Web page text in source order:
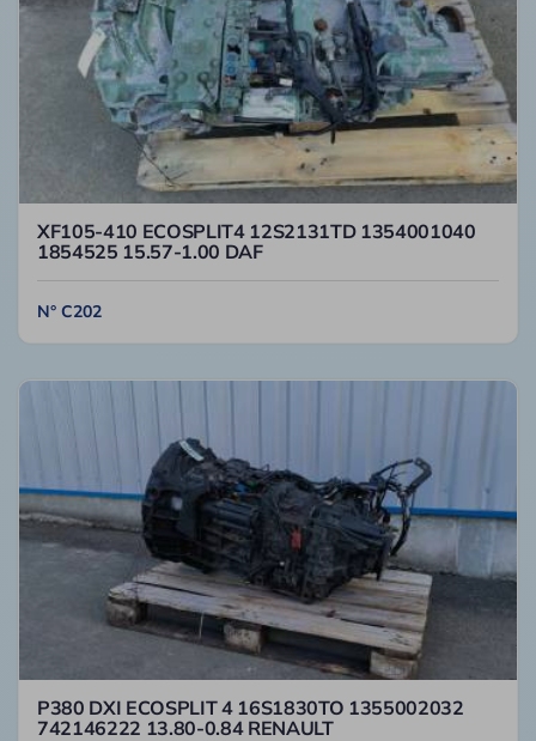
XF105-410 ECOSPLIT4 12S2131TD 1354001040
1854525 15.57-1.00 DAF
N° C202
P380 DXI ECOSPLIT 4 16S1830TO 1355002032
742146222 13.80-0.84 RENAULT